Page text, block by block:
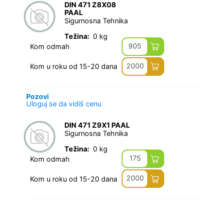
DIN 471 Z8X08
PAAL
Sigurnosna Tehnika
Težina: 0 kg
Kom odmah
905
Kom u roku od 15-20 dana 2000
Pozovi
Uloguj se da vidiš cenu
DIN 471 Z9X1 PAAL
Sigurnosna Tehnika
Težina: 0 kg
Kom odmah
175
Kom u roku od 15-20 dana 2000